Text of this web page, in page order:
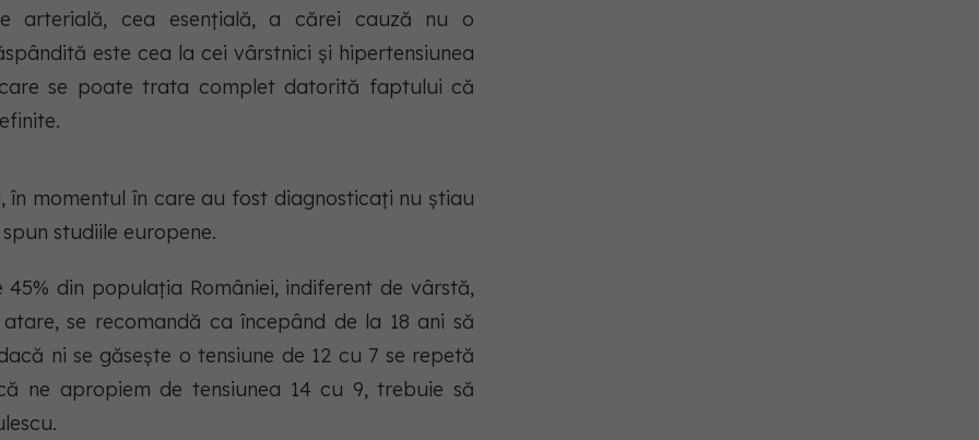
arterială, cea esențială, a cărei cauză nu o
este cea la cei vârstnici și hipertensiunea
se poate trata complet datorită faptului că
în momentul în care au fost diagnosticați nu știau
studiile europene.
din populația României, indiferent de vârstă,
se recomandă ca începând de la 18 ani să
ni se găsește o tensiune de 12 cu 7 se repetă
ne apropiem de tensiunea 14 cu 9, trebuie să